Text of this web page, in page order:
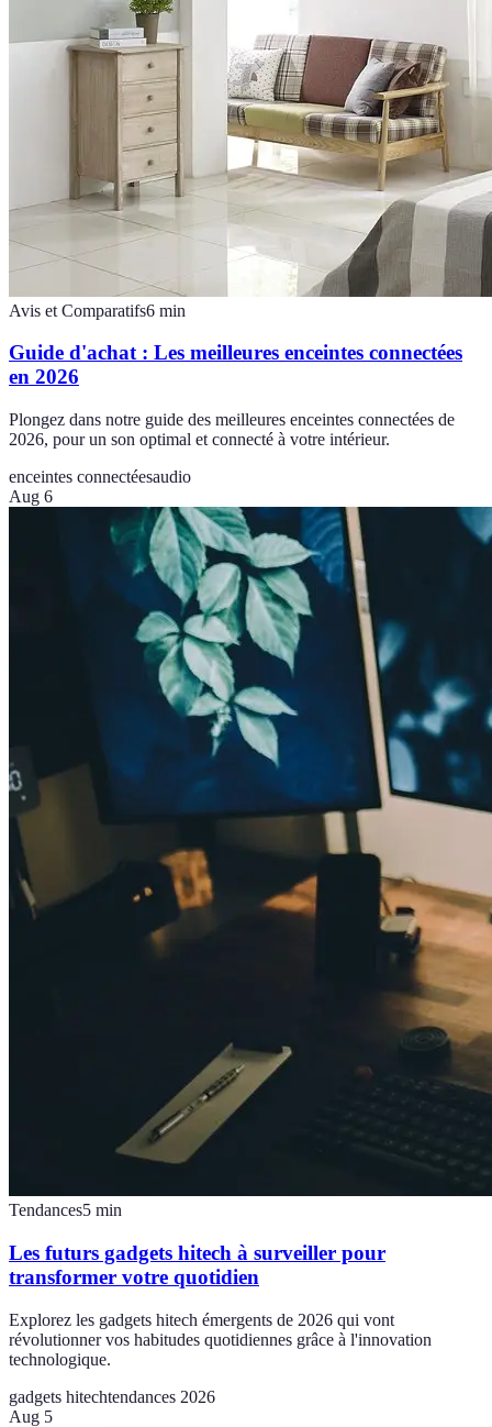
Avis et Comparatifs6 min
Guide d'achat : Les meilleures enceintes connectées
en 2026
Plongez dans notre guide des meilleures enceintes connectées de
2026, pour un son optimal et connecté à votre intérieur.
enceintes connectéesaudio
Aug 6
Tendances5 min
Les futurs gadgets hitech à surveiller pour
transformer votre quotidien
Explorez les gadgets hitech émergents de 2026 qui vont
révolutionner vos habitudes quotidiennes grâce à l'innovation
technologique.
gadgets hitechtendances 2026
Aug 5